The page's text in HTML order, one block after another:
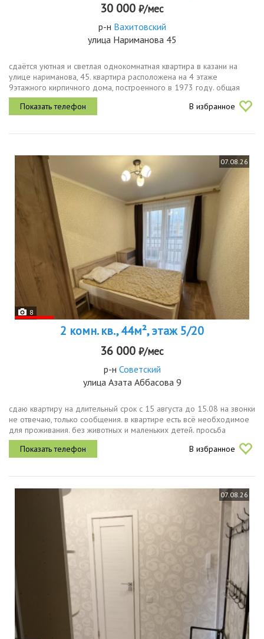
30 000 ₽/мес
р-н Вахитовский
улица Нариманова 45
сдаётся уютная и светлая однокомнатная квартира в казани на
улице нариманова, 45. квартира расположена на 4 этаже
9этажного кирпичного дома, построенного в 1973 году. общая
площадь жилья составляет 22 кв. м, из которых 15 кв. м жилая.
высота...
В избранное
07.08.26
8
2 комн. кв., 44м², этаж 5/20
36 000 ₽/мес
р-н Советский
улица Азата Аббасова 9
сдаю квартиру на длительный срок с 15 августа до 15.08 на звонки
не отвечаю, только сообщения. в квартире есть всё необходимое
для проживания. без животных и маленьких детей. просьба
риелторов не беспокоить. при заселении заключается договор
В избранное
07.08.26